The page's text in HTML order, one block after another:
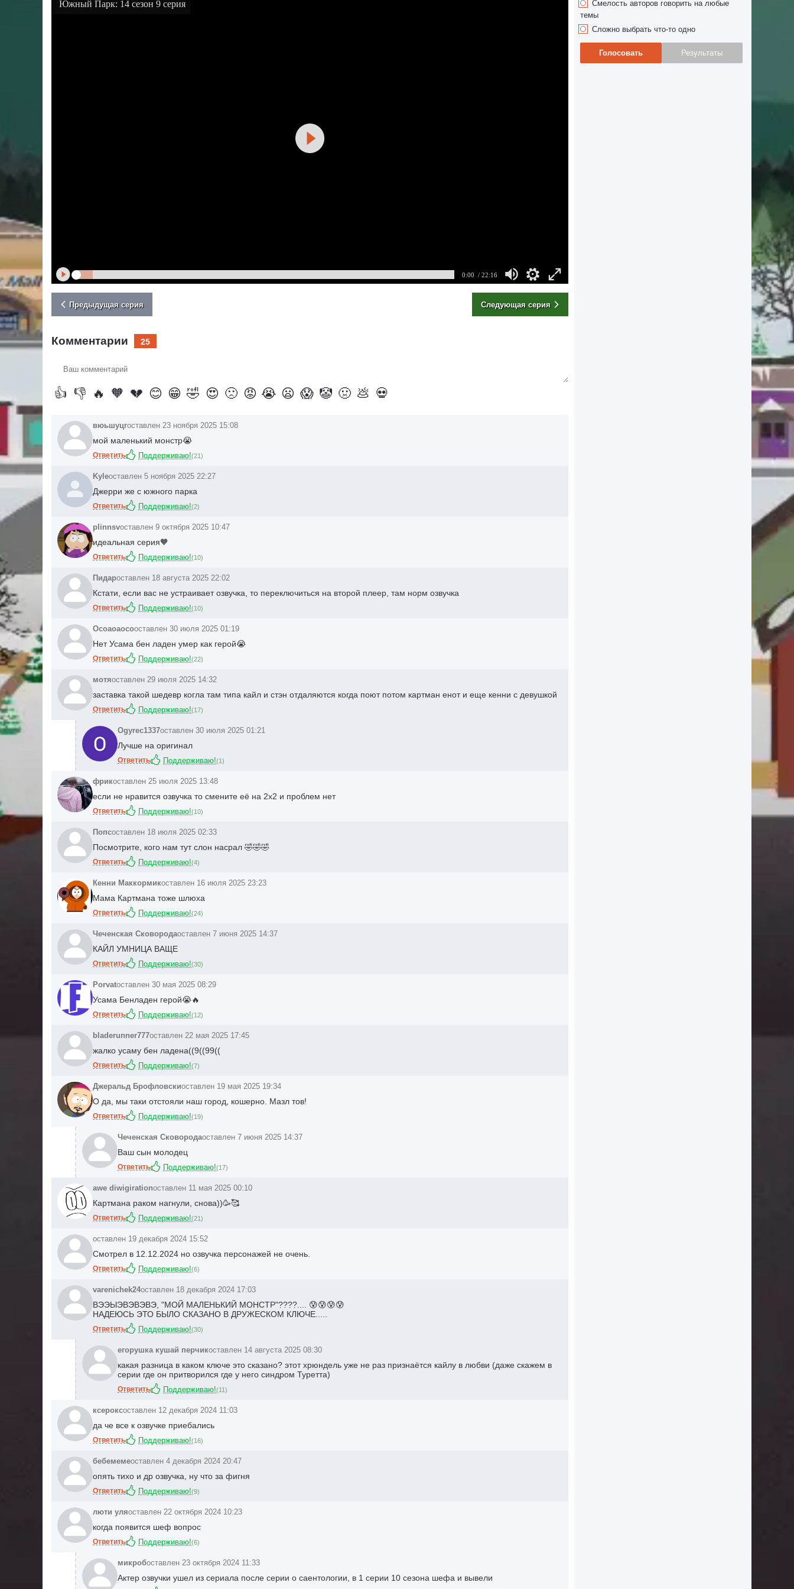
Южный Парк: 14 сезон 9 серия
0:00 / 22:16
Предыдущая серия Следующая серия
Комментарии 25
комментарий
👍 👎 🔥 🧡 💔 😊 😁 🤣 😍 🙁 😡 😭 😦 😱 🤡 🤢 💩 💀
вюьшуцгоставлен 23 ноября 2025 15:08
мой маленький монстр😭
Ответить Поддерживаю!(21)
Kyleоставлен 5 ноября 2025 22:27
Джерри же с южного парка
Ответить Поддерживаю!(2)
plinnsvоставлен 9 октября 2025 10:47
идеальная серия🧡
Ответить Поддерживаю!(10)
Пидароставлен 18 августа 2025 22:02
Кстати, если вас не устраивает озвучка, то переключиться на второй плеер, там норм озвучка
Ответить Поддерживаю!(10)
Осоаоаосооставлен 30 июля 2025 01:19
Нет Усама бен ладен умер как герой😭
Ответить Поддерживаю!(22)
мотяоставлен 29 июля 2025 14:32
заставка такой шедевр когла там типа кайл и стэн отдаляются когда поют потом картман енот и еще кенни с девушкой
Ответить Поддерживаю!(17)
Ogyrec1337оставлен 30 июля 2025 01:21
Лучше на оригинал
Ответить Поддерживаю!(1)
фрикоставлен 25 июля 2025 13:48
если не нравится озвучка то смените её на 2х2 и проблем нет
Ответить Поддерживаю!(10)
Попсоставлен 18 июля 2025 02:33
Посмотрите, кого нам тут слон насрал 🤣🤣🤣
Ответить Поддерживаю!(4)
Кенни Маккормикоставлен 16 июля 2025 23:23
Мама Картмана тоже шлюха
Ответить Поддерживаю!(24)
Чеченская Сковородаоставлен 7 июня 2025 14:37
КАЙЛ УМНИЦА ВАЩЕ
Ответить Поддерживаю!(30)
Porvatоставлен 30 мая 2025 08:29
Усама Бенладен герой😭🔥
Ответить Поддерживаю!(12)
bladerunner777оставлен 22 мая 2025 17:45
жалко усаму бен ладена((9((99((
Ответить Поддерживаю!(7)
Джеральд Брофловскиоставлен 19 мая 2025 19:34
О да, мы таки отстояли наш город, кошерно. Мазл тов!
Ответить Поддерживаю!(19)
Чеченская Сковородаоставлен 7 июня 2025 14:37
Ваш сын молодец
Ответить Поддерживаю!(17)
awe diwigirationоставлен 11 мая 2025 00:10
Картмана раком нагнули, снова))🥳🥰
Ответить Поддерживаю!(21)
оставлен 19 декабря 2024 15:52
Смотрел в 12.12.2024 но озвучка персонажей не очень.
Ответить Поддерживаю!(6)
varenichek24оставлен 18 декабря 2024 17:03
ВЭЭЫЭВЭВЭВЭ, "МОЙ МАЛЕНЬКИЙ МОНСТР"????.... 😰😰😰😰
НАДЕЮСЬ ЭТО БЫЛО СКАЗАНО В ДРУЖЕСКОМ КЛЮЧЕ.....
Ответить Поддерживаю!(30)
егорушка кушай перчикоставлен 14 августа 2025 08:30
какая разница в каком ключе это сказано? этот хрюндель уже не раз признаётся кайлу в любви (даже скажем в
серии где он притворился где у него синдром Туретта)
Ответить Поддерживаю!(11)
ксероксоставлен 12 декабря 2024 11:03
да че все к озвучке приебались
Ответить Поддерживаю!(16)
бебемемеоставлен 4 декабря 2024 20:47
опять тихо и др озвучка, ну что за фигня
Ответить Поддерживаю!(9)
люти уляоставлен 22 октября 2024 10:23
когда появится шеф вопрос
Ответить Поддерживаю!(6)
микробоставлен 23 октября 2024 11:33
Актер озвучки ушел из сериала после серии о саентологии, в 1 серии 10 сезона шефа и вывели
Смелость авторов говорить на любые
темы
Сложно выбрать что-то одно
Голосовать Результаты